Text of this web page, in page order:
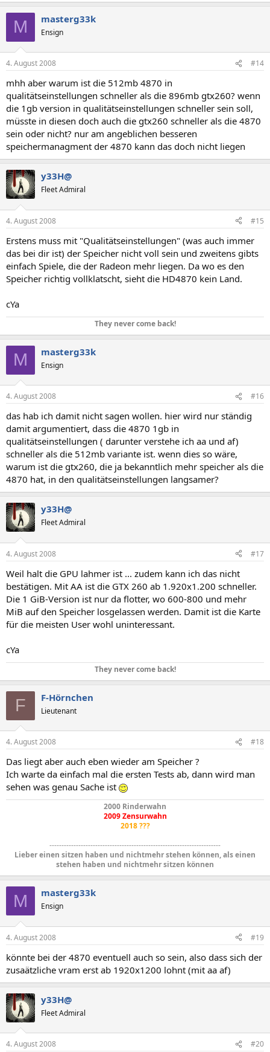
M masterg33k
Ensign
4. August 2008 #14
mhh aber warum ist die 512mb 4870 in
qualitätseinstellungen schneller als die 896mb gtx260? wenn
die 1gb version in qualitätseinstellungen schneller sein soll,
müsste in diesen doch auch die gtx260 schneller als die 4870
sein oder nicht? nur am angeblichen besseren
speichermanagment der 4870 kann das doch nicht liegen
y33H@
Fleet Admiral
4. August 2008 #15
Erstens muss mit "Qualitätseinstellungen" (was auch immer
das bei dir ist) der Speicher nicht voll sein und zweitens gibts
einfach Spiele, die der Radeon mehr liegen. Da wo es den
Speicher richtig vollklatscht, sieht die HD4870 kein Land.
cYa
They never come back!
M masterg33k
Ensign
4. August 2008 #16
das hab ich damit nicht sagen wollen. hier wird nur ständig
damit argumentiert, dass die 4870 1gb in
qualitätseinstellungen ( darunter verstehe ich aa und af)
schneller als die 512mb variante ist. wenn dies so wäre,
warum ist die gtx260, die ja bekanntlich mehr speicher als die
4870 hat, in den qualitätseinstellungen langsamer?
y33H@
Fleet Admiral
4. August 2008 #17
Weil halt die GPU lahmer ist ... zudem kann ich das nicht
bestätigen. Mit AA ist die GTX 260 ab 1.920x1.200 schneller.
Die 1 GiB-Version ist nur da flotter, wo 600-800 und mehr
MiB auf den Speicher losgelassen werden. Damit ist die Karte
für die meisten User wohl uninteressant.
cYa
They never come back!
F F-Hörnchen
Lieutenant
4. August 2008 #18
Das liegt aber auch eben wieder am Speicher ?
Ich warte da einfach mal die ersten Tests ab, dann wird man
sehen was genau Sache ist
2000 Rinderwahn
2009 Zensurwahn
2018 ???
-----------------------------------------------------------------------
Lieber einen sitzen haben und nichtmehr stehen können, als einen
stehen haben und nichtmehr sitzen können
M masterg33k
Ensign
4. August 2008 #19
könnte bei der 4870 eventuell auch so sein, also dass sich der
zusaätzliche vram erst ab 1920x1200 lohnt (mit aa af)
y33H@
Fleet Admiral
4. August 2008 #20